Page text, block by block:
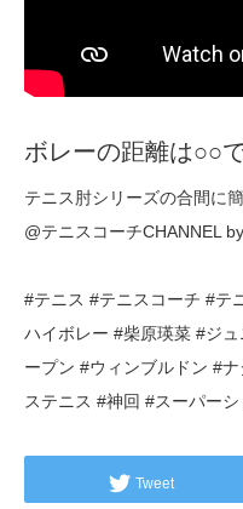
ボレーの距離は○○
テニス肘シリーズの合間に
@テニスコーチCHANNEL
#テニス #テニスコーチ #テ
ハイボレー #柴原瑛菜 #ジ
ープン #ウィンブルドン #
ステニス #神回 #スーパーシ
Tweet